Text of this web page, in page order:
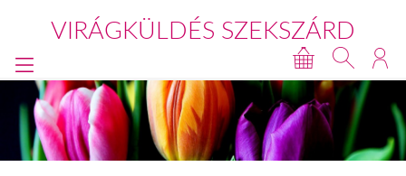
VIRÁGKÜLDÉS SZEKSZÁRD